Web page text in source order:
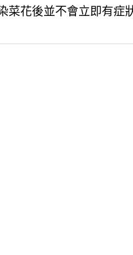
菜花後並不會立即有症